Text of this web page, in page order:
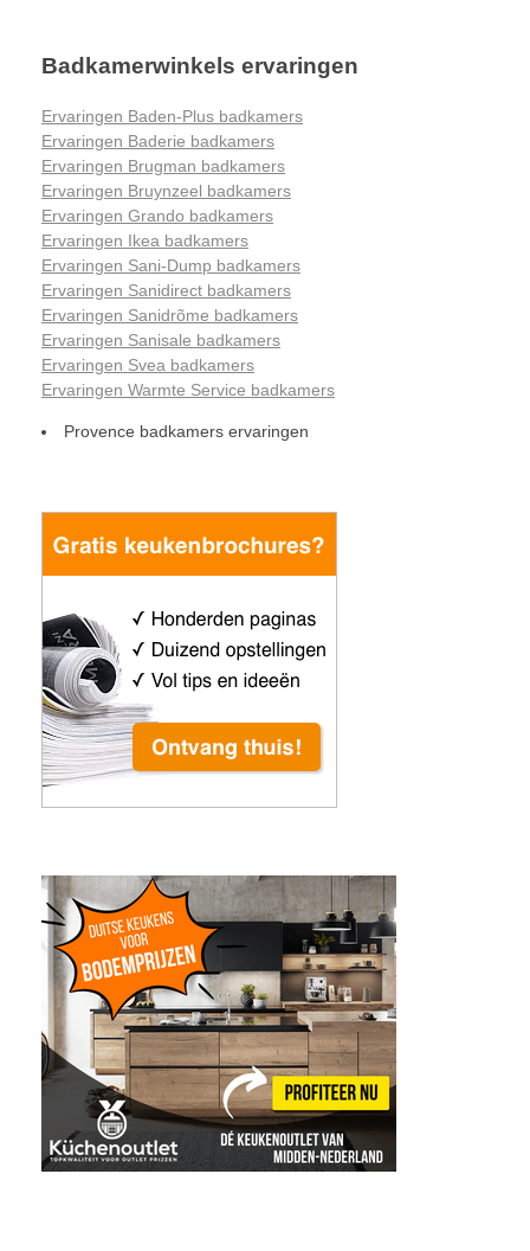
Badkamerwinkels ervaringen
Ervaringen Baden-Plus badkamers
Ervaringen Baderie badkamers
Ervaringen Brugman badkamers
Ervaringen Bruynzeel badkamers
Ervaringen Grando badkamers
Ervaringen Ikea badkamers
Ervaringen Sani-Dump badkamers
Ervaringen Sanidirect badkamers
Ervaringen Sanidrõme badkamers
Ervaringen Sanisale badkamers
Ervaringen Svea badkamers
Ervaringen Warmte Service badkamers
Provence badkamers ervaringen